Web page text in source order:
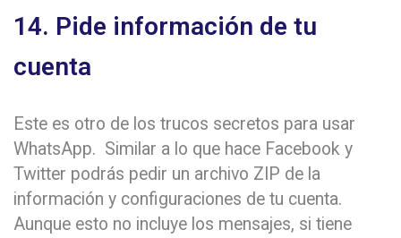
14. Pide información de tu
cuenta
Este es otro de los trucos secretos para usar
WhatsApp. Similar a lo que hace Facebook y
Twitter podrás pedir un archivo ZIP de la
información y configuraciones de tu cuenta.
Aunque esto no incluye los mensajes, si tiene